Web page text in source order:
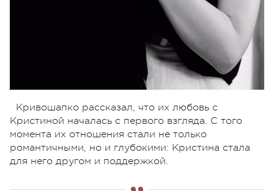
Кривошапко рассказал, что их любовь с
Кристиной началась с первого взгляда. С того
момента их отношения стали не только
романтичными, но и глубокими: Кристина стала
для него другом и поддержкой.